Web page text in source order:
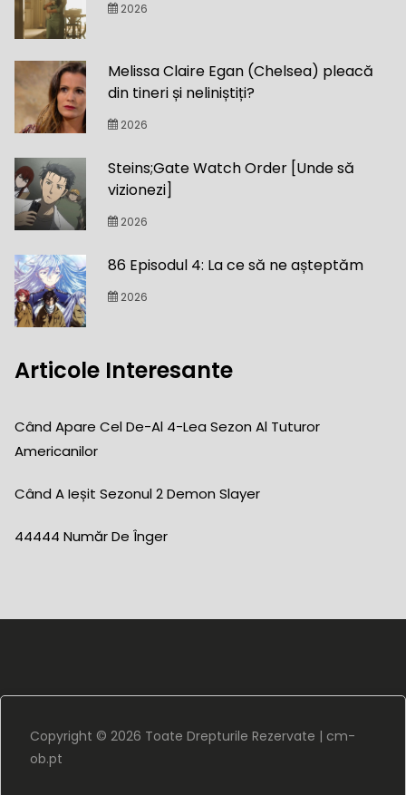
2026
Melissa Claire Egan (Chelsea) pleacă
din tineri și neliniștiți?
2026
Steins;Gate Watch Order [Unde să
vizionezi]
2026
86 Episodul 4: La ce să ne așteptăm
2026
Articole Interesante
Când Apare Cel De-Al 4-Lea Sezon Al Tuturor
Americanilor
Când A Ieșit Sezonul 2 Demon Slayer
44444 Număr De Înger
Copyright © 2026 Toate Drepturile Rezervate | cm-
ob.pt